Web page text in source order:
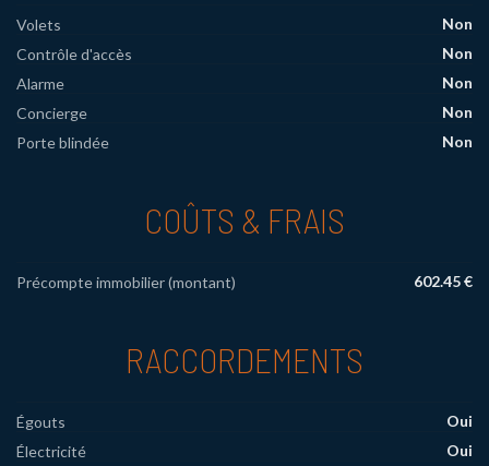
Volets
Non
Contrôle d'accès
Non
Alarme
Non
Concierge
Non
Porte blindée
Non
COÛTS & FRAIS
Précompte immobilier (montant) 602.45 €
RACCORDEMENTS
Égouts
Oui
Électricité
Oui